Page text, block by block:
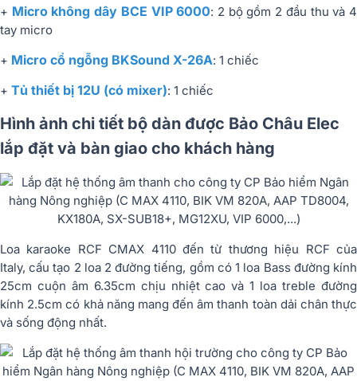
+ Micro không dây BCE VIP 6000: 2 bộ gồm 2 đầu thu và 4
tay micro
+ Micro cổ ngỗng BKSound X-26A: 1 chiếc
+ Tủ thiết bị 12U (có mixer): 1 chiếc
Hình ảnh chi tiết bộ dàn được Bảo Châu Elec
lắp đặt và bàn giao cho khách hàng
Loa karaoke RCF CMAX 4110 đến từ thương hiệu RCF của
Italy, cấu tạo 2 loa 2 đường tiếng, gồm có 1 loa Bass đường kính
25cm cuộn âm 6.35cm chịu nhiệt cao và 1 loa treble đường
kính 2.5cm có khả năng mang đến âm thanh toàn dải chân thực
và sống động nhất.